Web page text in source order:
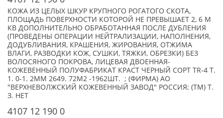
КОЖА ИЗ ЦЕЛЫХ ШКУР КРУПНОГО РОГАТОГО СКОТА,
ПЛОЩАДЬ ПОВЕРХНОСТИ КОТОРОЙ НЕ ПРЕВЫШАЕТ 2, 6 М
КВ ДОПОЛНИТЕЛЬНО ОБРАБОТАННАЯ ПОСЛЕ ДУБЛЕНИЯ
(ПРОВЕДЕНЫ ОПЕРАЦИИ НЕЙТРАЛИЗАЦИИ, НАПОЛНЕНИЯ,
ДОДУБЛИВАНИЯ, КРАШЕНИЯ, ЖИРОВАНИЯ, ОТЖИМА
ВЛАГИ, РАЗВОДКИ КОЖ, СУШКИ, ТЯЖКИ, ОБРЕЗКИ) БЕЗ
ВОЛОСЯНОГО ПОКРОВА, ЛИЦЕВАЯ ДВОЕННАЯ-
КОЖЕВЕННЫЙ ПОЛУФАБРИКАТ КРАСТ ЧЕРНЫЙ СОРТ TR-4 Т.
1. 0-1. 2ММ 2649. 72М2 -1962ШТ. ; (ФИРМА) АО
"ВЕРХНЕВОЛЖСКИЙ КОЖЕВЕННЫЙ ЗАВОД" РОССИЯ; (TM) Т.
З. НЕТ
4107 12 190 0